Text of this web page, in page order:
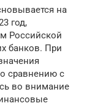
на
год,
Российской
банков. При
сравнению с
во внимание